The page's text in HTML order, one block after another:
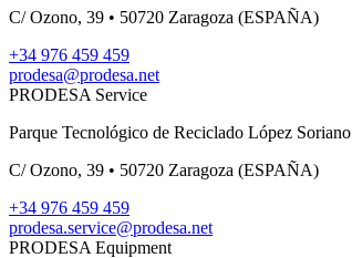
C/ Ozono, 39 • 50720 Zaragoza (ESPAÑA)
+34 976 459 459
prodesa@prodesa.net
PRODESA Service
Parque Tecnológico de Reciclado López Soriano
C/ Ozono, 39 • 50720 Zaragoza (ESPAÑA)
+34 976 459 459
prodesa.service@prodesa.net
PRODESA Equipment